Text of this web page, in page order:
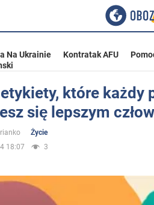
Na Ukrainie Kontratak AFU
które każdy
się lepszym
Życie
18:07
3